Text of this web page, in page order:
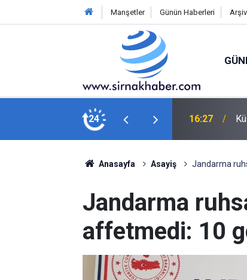
Manşetler Günün Haberleri Arşiv
24
ÜZERİNE… “EDİ BESE..!” 16:27
Anasayfa Asayiş Jandarma
Jandarma
affetmedi: 10